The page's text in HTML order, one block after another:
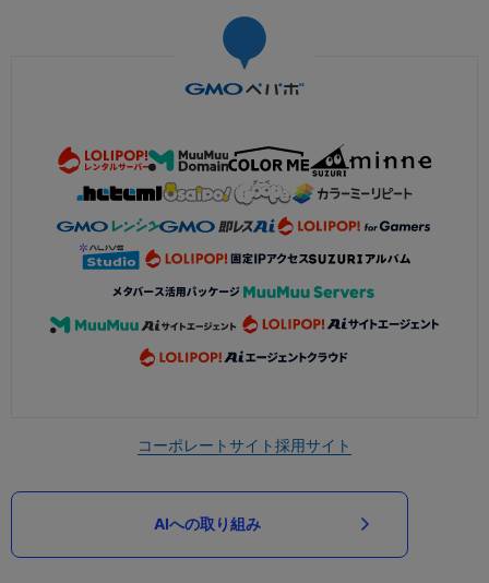
コーポレートサイト採用サイト
AIへの取り組み